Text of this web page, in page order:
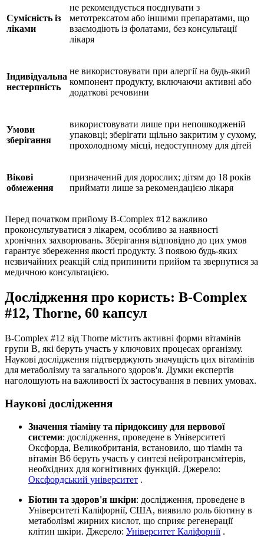
Сумісність із
ліками
не рекомендується поєднувати з
метотрексатом або іншими препаратами, що
взаємодіють із фолатами, без консультації
лікаря
Індивідуальна
нестерпність
не використовувати при алергії на будь-який
компонент продукту, включаючи активні або
додаткові речовини
Умови
зберігання
використовувати лише при непошкодженій
упаковці; зберігати щільно закритим у сухому,
прохолодному місці, недоступному для дітей
Вікові
обмеження
призначений для дорослих; дітям до 18 років
приймати лише за рекомендацією лікаря
Перед початком прийому B-Complex #12 важливо
проконсультуватися з лікарем, особливо за наявності
хронічних захворювань. Зберігання відповідно до цих умов
гарантує збереження якості продукту. З появою будь-яких
незвичайних реакцій слід припинити прийом та звернутися за
медичною консультацією.
Дослідження про користь: B-Complex
#12, Thorne, 60 капсул
B-Complex #12 від Thorne містить активні форми вітамінів
групи B, які беруть участь у ключових процесах організму.
Наукові дослідження підтверджують значущість цих вітамінів
для метаболізму та загального здоров'я. Думки експертів
наголошують на важливості їх застосування в певних умовах.
Наукові дослідження
Значення тіаміну та піридоксину для нервової
системи: дослідження, проведене в Університеті
Оксфорда, Великобританія, встановило, що тіамін та
вітамін B6 беруть участь у синтезі нейротрансмітерів,
необхідних для когнітивних функцій. Джерело:
Оксфордський університет .
Біотин та здоров'я шкіри: дослідження, проведене в
Університеті Каліфорнії, США, виявило роль біотину в
метаболізмі жирних кислот, що сприяє регенерації
клітин шкіри. Джерело: Університет Каліфорнії.